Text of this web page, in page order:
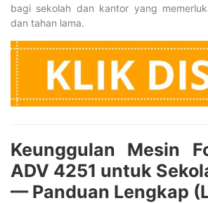
bagi sekolah dan kantor yang
dan tahan lama.
Keunggulan Mesin
ADV 4251 untuk
— Panduan Lengkap